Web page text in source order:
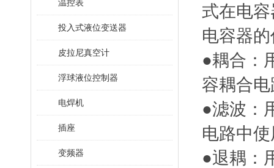
温控表
投入式液位变送器
皮拉尼真空计
浮球液位控制器
电焊机
插座
变频器
式在电
电容器
●耦合：
容耦合
●滤波：
电路中
●退耦：